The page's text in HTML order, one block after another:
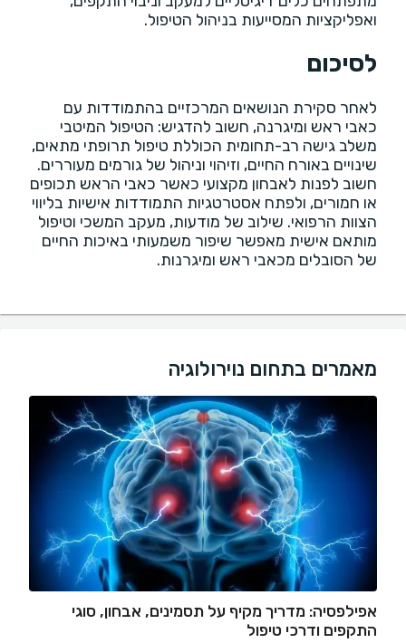
ואפליקציות המסייעות בניהול הטיפול.
לסיכום
לאחר סקירת הנושאים המרכזיים בהתמודדות עם
כאבי ראש ומיגרנה, חשוב להדגיש: הטיפול המיטבי
משלב גישה רב-תחומית הכוללת טיפול תרופתי מתאים,
שינויים באורח החיים, וזיהוי וניהול של גורמים מעוררים.
חשוב לפנות לאבחון מקצועי כאשר כאבי הראש תכופים
או חמורים, ולפתח אסטרטגיות התמודדות אישיות בליווי
הצוות הרפואי. שילוב של מודעות, מעקב המשכי וטיפול
מותאם אישית מאפשר שיפור משמעותי באיכות החיים
של הסובלים מכאבי ראש ומיגרנות.
מאמרים בתחום נוירולוגיה
אפילפסיה: מדריך מקיף על תסמינים, אבחון, סוגי
התקפים ודרכי טיפול